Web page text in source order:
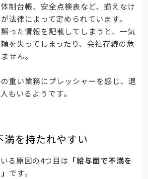
制台帳、安全点検表など、揃えなけ
法律によって定められています。
った情報を記載してしまうと、一気
を失ってしまったり、会社存続の危
せん。
重い業務にプレッシャーを感じ、退
もいるようです。
満を持たれやすい
る原因の4つ目は 「給与面で不満を
です。